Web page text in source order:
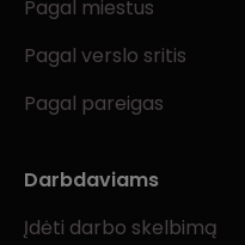
Pagal miestus
Pagal verslo sritis
Pagal pareigas
Darbdaviams
Įdėti darbo skelbimą